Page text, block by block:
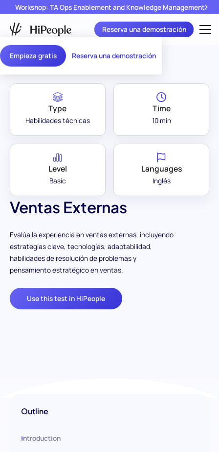
Empieza gratis Reserva una demostración
Workshop: TA Ops Enablement and Knowledge Management
Reserva una demostración
Assessment Library
Ventas Externas
Evalúa la experiencia en ventas externas, incluyendo
estrategias clave, tecnologías, adaptabilidad,
habilidades de resolución de problemas y
pensamiento estratégico en ventas.
Use this test in HiPeople
Type
Habilidades técnicas
Time
10 min
Level
Basic
Languages
Inglés
Outline
Introduction